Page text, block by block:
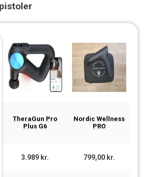
TheraGun Pro
Plus G6
Nordic Wellness
PRO
3.989 kr. 799,00 kr.